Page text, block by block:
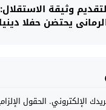
في الذكرى 81 لتقديم وثيقة
يحتضن حفلا دينيا
الإلكتروني. الحقول